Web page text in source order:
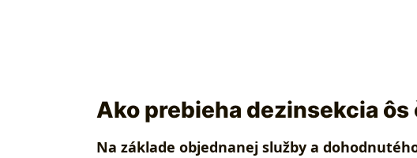
Ako prebieha dezinsekcia
Na základe objednanej služby a